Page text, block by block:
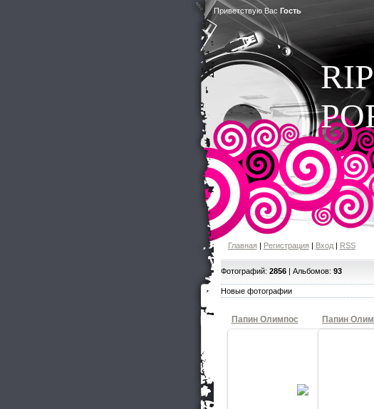
Приветствую Вас Гость
Главная| Регистрация| Вход| RSS
Фотографий: 2856| Альбомов: 93
Новые фотографии
Папин Олимпос Папин